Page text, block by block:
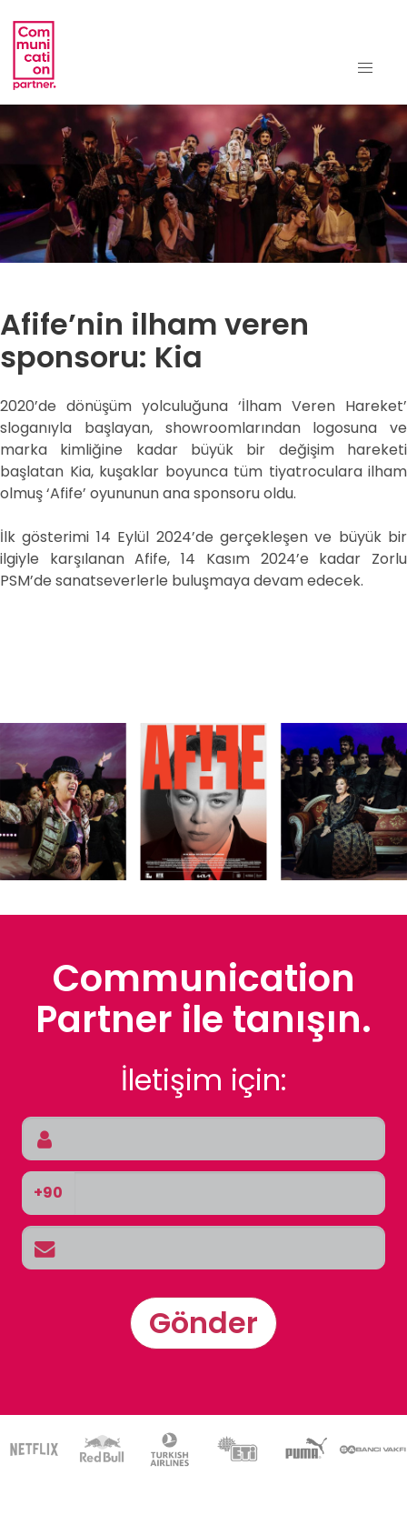
Afife’nin ilham veren
sponsoru: Kia
2020’de dönüşüm yolculuğuna ‘İlham Veren Hareket’
sloganıyla başlayan, showroomlarından logosuna ve
marka kimliğine kadar büyük bir değişim hareketi
başlatan Kia, kuşaklar boyunca tüm tiyatroculara ilham
olmuş ‘Afife’ oyununun ana sponsoru oldu.
İlk gösterimi 14 Eylül 2024’de gerçekleşen ve büyük bir
ilgiyle karşılanan Afife, 14 Kasım 2024’e kadar Zorlu
PSM’de sanatseverlerle buluşmaya devam edecek.
Communication
Partner ile tanışın.
İletişim için:
+90
Gönder